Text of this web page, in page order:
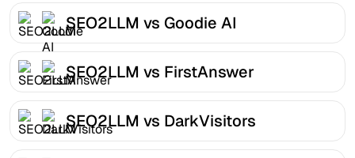
SEO2LLM vs Goodie AI
SEO2LLM vs FirstAnswer
SEO2LLM vs DarkVisitors